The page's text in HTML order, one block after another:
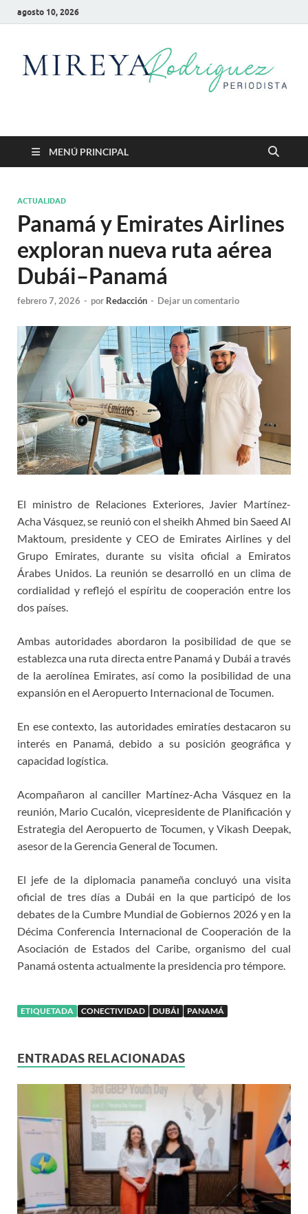
agosto 10, 2026
Mireya Rodriguez
MENÚ PRINCIPAL
ACTUALIDAD
Panamá y Emirates Airlines
exploran nueva ruta aérea
Dubái–Panamá
febrero 7, 2026 - por Redacción - Dejar un comentario
El ministro de Relaciones Exteriores, Javier Martínez-
Acha Vásquez, se reunió con el sheikh Ahmed bin Saeed Al
Maktoum, presidente y CEO de Emirates Airlines y del
Grupo Emirates, durante su visita oficial a Emiratos
Árabes Unidos. La reunión se desarrolló en un clima de
cordialidad y reflejó el espíritu de cooperación entre los
dos países.
Ambas autoridades abordaron la posibilidad de que se
establezca una ruta directa entre Panamá y Dubái a través
de la aerolínea Emirates, así como la posibilidad de una
expansión en el Aeropuerto Internacional de Tocumen.
En ese contexto, las autoridades emiratíes destacaron su
interés en Panamá, debido a su posición geográfica y
capacidad logística.
Acompañaron al canciller Martínez-Acha Vásquez en la
reunión, Mario Cucalón, vicepresidente de Planificación y
Estrategia del Aeropuerto de Tocumen, y Vikash Deepak,
asesor de la Gerencia General de Tocumen.
El jefe de la diplomacia panameña concluyó una visita
oficial de tres días a Dubái en la que participó de los
debates de la Cumbre Mundial de Gobiernos 2026 y en la
Décima Conferencia Internacional de Cooperación de la
Asociación de Estados del Caribe, organismo del cual
Panamá ostenta actualmente la presidencia pro témpore.
ETIQUETADA CONECTIVIDAD DUBÁI PANAMÁ
ENTRADAS RELACIONADAS